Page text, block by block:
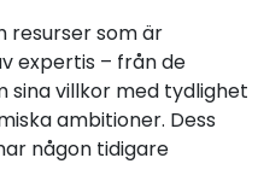
som är
expertis – från de
sina villkor med tydlighet
ambitioner. Dess
någon tidigare